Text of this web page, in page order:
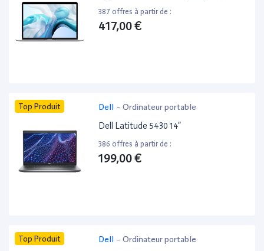
387 offres à partir de :
417,00 €
Top Produit Dell - Ordinateur portable
Dell Latitude 5430 14”
386 offres à partir de :
199,00 €
Top Produit Dell - Ordinateur portable